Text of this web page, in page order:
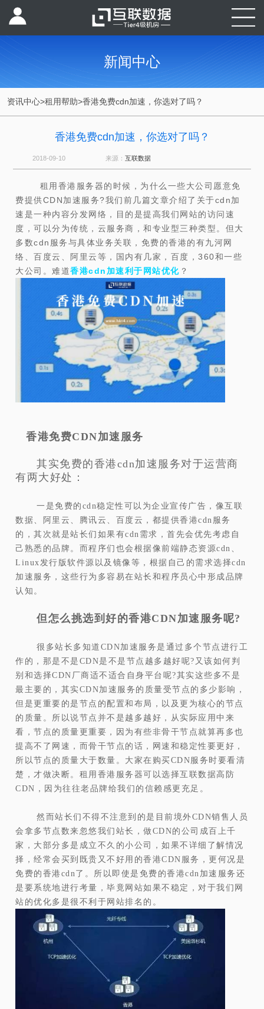
新闻中心
资讯中心>租用帮助>香港免费cdn加速，你选对了吗？
香港免费cdn加速，你选对了吗？
2018-09-10 来源： 互联数据
租用香港服务器的时候，为什么一些大公司愿意免
费提供CDN加速服务?我们前几篇文章介绍了关于cdn加
速是一种内容分发网络，目的是提高我们网站的访问速
度，可以分为传统，云服务商，和专业型三种类型。但大
多数cdn服务与具体业务关联，免费的香港的有九河网
络、百度云、阿里云等，国内有几家，百度，360和一些
大公司。难道香港cdn加速利于网站优化 ？
香港免费CDN加速服务
其实免费的香港cdn加速服务对于运营商
有两大好处：
一是免费的cdn稳定性可以为企业宣传广告，像互联
数据、阿里云、腾讯云、百度云，都提供香港cdn服务
的，其次就是站长们如果有cdn需求，首先会优先考虑自
己熟悉的品牌。而程序们也会根据像前端静态资源cdn、
Linux发行版软件源以及镜像等，根据自己的需求选择cdn
加速服务，这些行为多容易在站长和程序员心中形成品牌
认知。
但怎么挑选到好的香港CDN加速服务呢?
很多站长多知道CDN加速服务是通过多个节点进行工
作的，那是不是CDN是不是节点越多越好呢?又该如何判
别和选择CDN厂商适不适合自身平台呢?其实这些多不是
最主要的，其实CDN加速服务的质量受节点的多少影响，
但是更重要的是节点的配置和布局，以及更为核心的节点
的质量。所以说节点并不是越多越好，从实际应用中来
看，节点的质量更重要，因为有些非骨干节点就算再多也
提高不了网速，而骨干节点的话，网速和稳定性要更好，
所以节点的质量大于数量。大家在购买CDN服务时要看清
楚，才做决断。租用香港服务器可以选择互联数据高防
CDN，因为往往老品牌给我们的信赖感更充足。
然而站长们不得不注意到的是目前境外CDN销售人员
会拿多节点数来忽悠我们站长，做CDN的公司成百上千
家，大部分多是成立不久的小公司，如果不详细了解情况
择，经常会买到既贵又不好用的香港CDN服务，更何况是
免费的香港cdn了。所以即使是免费的香港cdn加速服务还
是要系统地进行考量，毕竟网站如果不稳定，对于我们网
站的优化多是很不利于网站排名的。